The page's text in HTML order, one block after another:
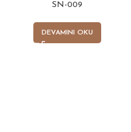
SN-009
DEVAMINI OKU